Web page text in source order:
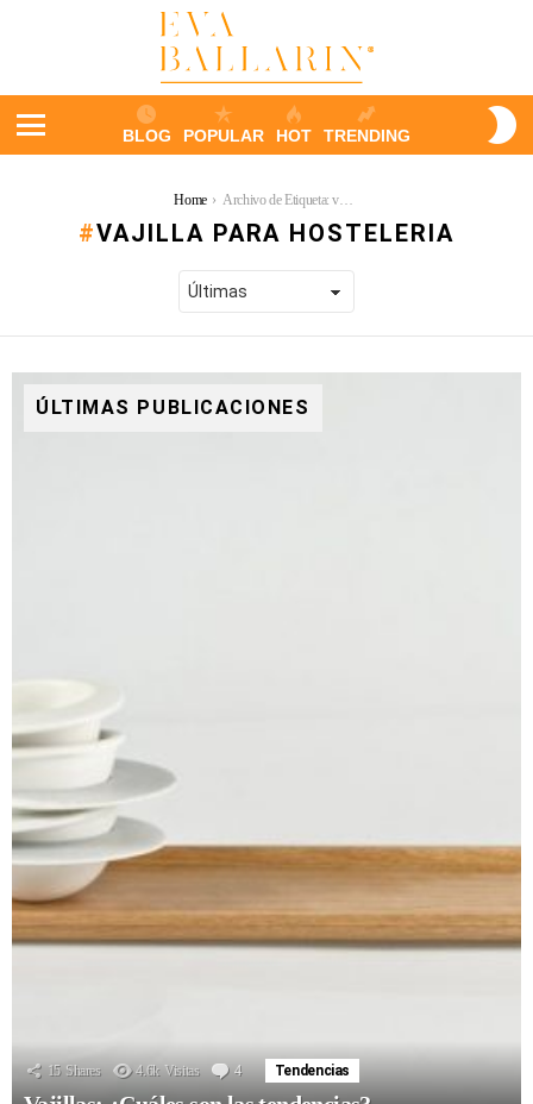
BLOG POPULAR HOT TRENDING
Home Archivo de Etiqueta: vajilla para hosteleria
VAJILLA PARA HOSTELERIA
ÚLTIMAS PUBLICACIONES
15 Shares 4.6k Visitas 4 Comentarios
Tendencias